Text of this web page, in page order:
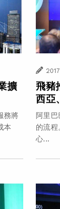
擴
務將
本
飛豬
西亞
阿里巴
的流程
心...